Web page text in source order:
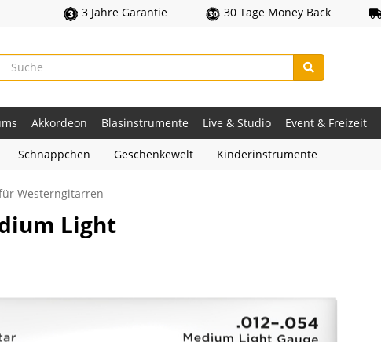
3 Jahre Garantie 30 Tage Money Back
Akkordeon Blasinstrumente Live & Studio Event & Freizeit
Schnäppchen Geschenkewelt Kinderinstrumente
Westerngitarren
Light